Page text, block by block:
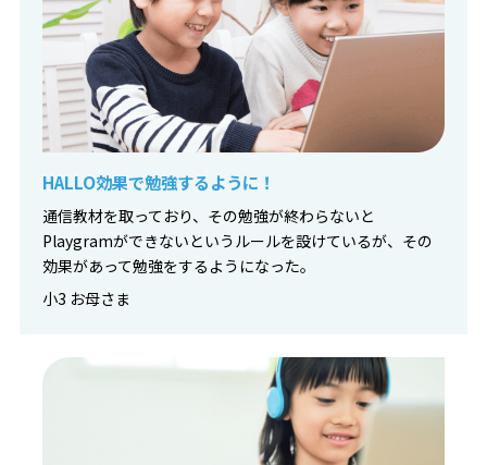
HALLO効果で勉強するように！
通信教材を取っており、その勉強が終わらないと
Playgramができないというルールを設けているが、その
効果があって勉強をするようになった。
小3 お母さま